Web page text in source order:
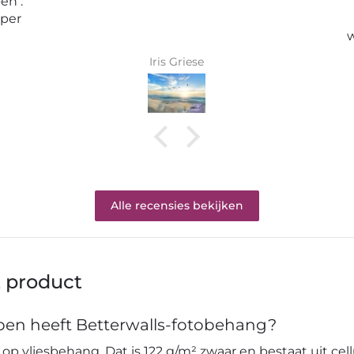
Qualität .
Karin Bader
Alle recensies bekijken
product
heeft Betterwalls-fotobehang?